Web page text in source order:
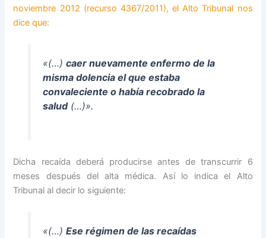
noviembre 2012 (recurso 4367/2011), el Alto Tribunal nos
dice que:
«(…) caer nuevamente enfermo de la
misma dolencia el que estaba
convaleciente o había recobrado la
salud(…)».
Dicha recaída deberá producirse antes de transcurrir 6
meses después del alta médica. Así lo indica el Alto
Tribunal al decir lo siguiente:
«(…) Ese régimen de las recaídas